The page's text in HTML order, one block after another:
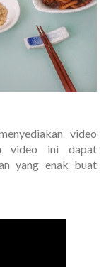
video
video ini dapat
yang enak buat